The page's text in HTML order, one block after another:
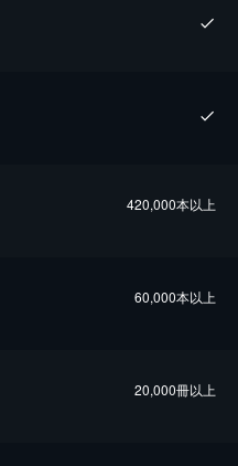
420,000本以上
60,000本以上
20,000冊以上